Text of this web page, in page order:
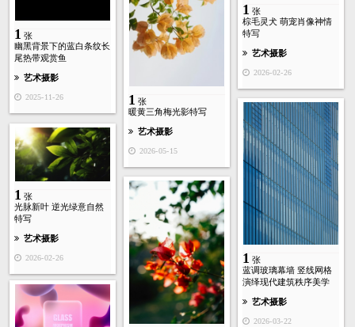
1 张
棕毛灵犬 萌宠肖像神情
特写
艺术摄影
2026-02-26
1 张
幽黑背景下的蓝白条纹长
尾热带观赏鱼
艺术摄影
2025-11-26 1 张
暖黄三角梅光影特写
艺术摄影
2026-05-15
1 张
蓝调玻璃幕墙 竖线网格
演绎现代建筑秩序美学
艺术摄影
2026-03-22
1 张
光脉新叶 逆光绿意自然
特写
艺术摄影
2026-02-26